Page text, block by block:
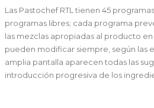
Las Pastochef RTL tienen 45
programas libres; cada programa
las mezclas apropiadas al producto
pueden modificar siempre, según las
amplia pantalla aparecen todas las
introducción progresiva de los